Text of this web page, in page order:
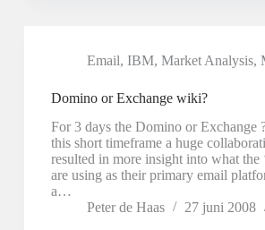
Email, IBM, Market Analysis,
Domino or Exchange wiki?
For 3 days the Domino or Exchange
this short timeframe a huge
resulted in more insight into what the
are using as their primary email
a…
Peter de Haas
27 juni 2008